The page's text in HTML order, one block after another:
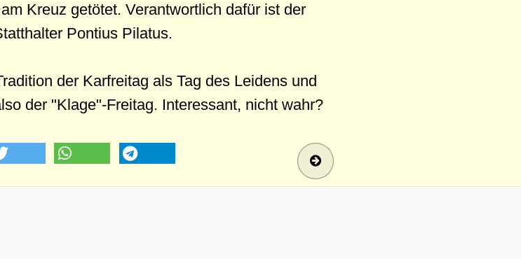
Kreuz getötet. Verantwortlich dafür ist der
Pontius Pilatus.
der Karfreitag als Tag des Leidens und
der "Klage"-Freitag. Interessant, nicht wahr?